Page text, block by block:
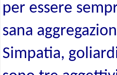
per essere
sana
Simpatia,